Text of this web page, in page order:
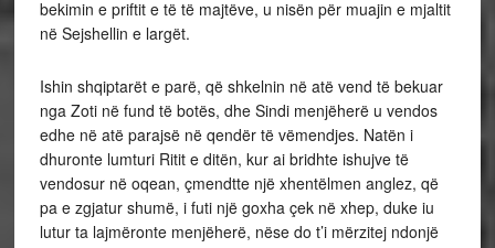
bekimin e priftit e të të majtëve, u nisën për muajin e mjaltit
në Sejshellin e largët.
Ishin shqiptarët e parë, që shkelnin në atë vend të bekuar
nga Zoti në fund të botës, dhe Sindi menjëherë u vendos
edhe në atë parajsë në qendër të vëmendjes. Natën i
dhuronte lumturi Ritit e ditën, kur ai bridhte ishujve të
vendosur në oqean, çmendtte një xhentëlmen anglez, që
pa e zgjatur shumë, i futi një goxha çek në xhep, duke iu
lutur ta lajmëronte menjëherë, nëse do t’i mërzitej ndonjë